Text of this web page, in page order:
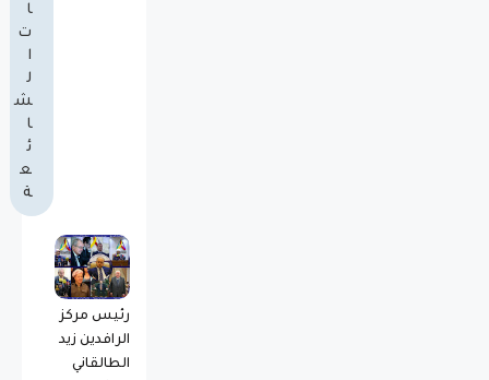
ا
ت
ا
ل
ش
ا
ئ
ع
ة
رئيس مركز
الرافدين زيد
الطالقاني